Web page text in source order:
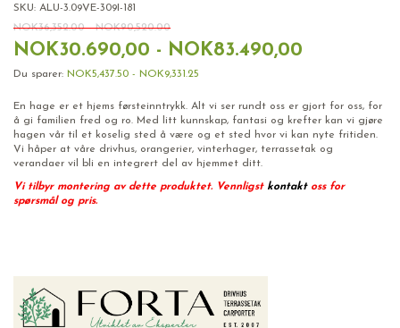
SKU: ALU-3.09VE-309I-181
NOK36,352.00 - NOK90,520.00
NOK30.690,00 - NOK83.490,00
Du sparer: NOK5,437.50 - NOK9,331.25
En hage er et hjems førsteinntrykk. Alt vi ser rundt oss er gjort for oss, for
å gi familien fred og ro. Med litt kunnskap, fantasi og krefter kan vi gjøre
hagen vår til et koselig sted å være og et sted hvor vi kan nyte fritiden.
Vi håper at våre drivhus, orangerier, vinterhager, terrassetak og
verandaer vil bli en integrert del av hjemmet ditt.
Vi tilbyr montering av dette produktet. Vennligst kontaktoss for
spørsmål og pris.